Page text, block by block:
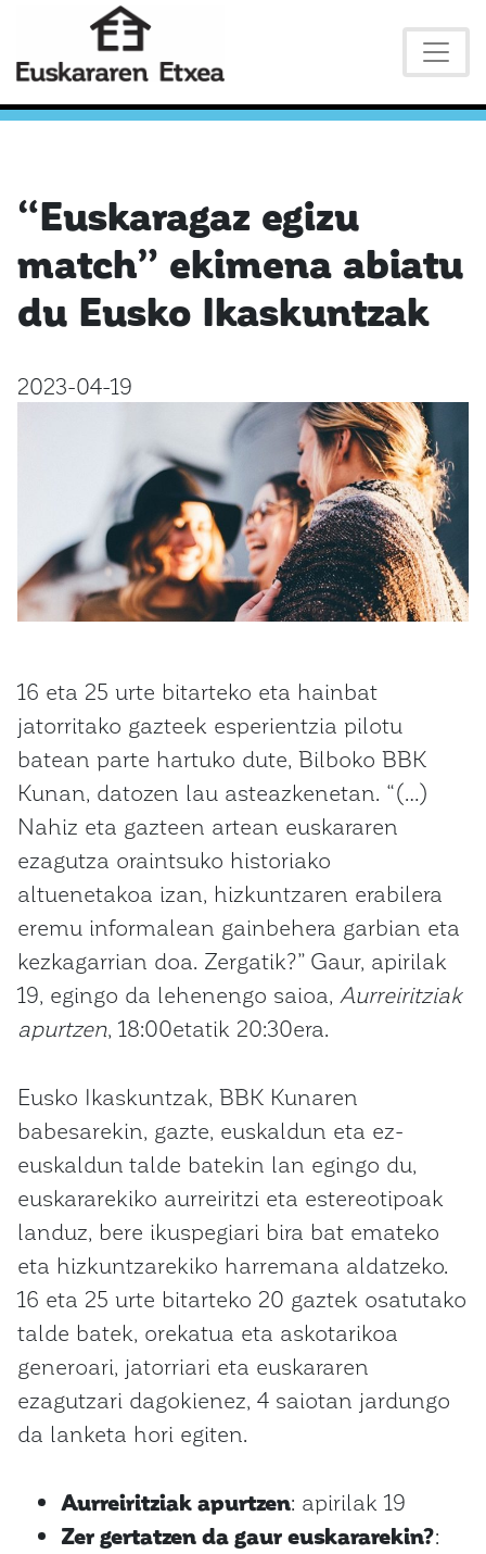
“Euskaragaz egizu
match” ekimena abiatu
du Eusko Ikaskuntzak
2023-04-19
16 eta 25 urte bitarteko eta hainbat
jatorritako gazteek esperientzia pilotu
batean parte hartuko dute, Bilboko BBK
Kunan, datozen lau asteazkenetan. “(…)
Nahiz eta gazteen artean euskararen
ezagutza oraintsuko historiako
altuenetakoa izan, hizkuntzaren erabilera
eremu informalean gainbehera garbian eta
kezkagarrian doa. Zergatik?” Gaur, apirilak
19, egingo da lehenengo saioa, Aurreiritziak
apurtzen, 18:00etatik 20:30era.
Eusko Ikaskuntzak, BBK Kunaren
babesarekin, gazte, euskaldun eta ez-
euskaldun talde batekin lan egingo du,
euskararekiko aurreiritzi eta estereotipoak
landuz, bere ikuspegiari bira bat emateko
eta hizkuntzarekiko harremana aldatzeko.
16 eta 25 urte bitarteko 20 gaztek osatutako
talde batek, orekatua eta askotarikoa
generoari, jatorriari eta euskararen
ezagutzari dagokienez, 4 saiotan jardungo
da lanketa hori egiten.
Aurreiritziak apurtzen: apirilak 19
Zer gertatzen da gaur euskararekin?: